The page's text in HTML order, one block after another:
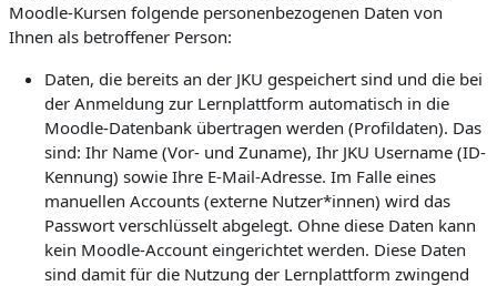
Moodle-Kursen folgende personenbezogenen Daten von
Ihnen als betroffener Person:
Daten, die bereits an der JKU gespeichert sind und die bei
der Anmeldung zur Lernplattform automatisch in die
Moodle-Datenbank übertragen werden (Profildaten). Das
sind: Ihr Name (Vor- und Zuname), Ihr JKU Username (ID-
Kennung) sowie Ihre E-Mail-Adresse. Im Falle eines
manuellen Accounts (externe Nutzer*innen) wird das
Passwort verschlüsselt abgelegt. Ohne diese Daten kann
kein Moodle-Account eingerichtet werden. Diese Daten
sind damit für die Nutzung der Lernplattform zwingend